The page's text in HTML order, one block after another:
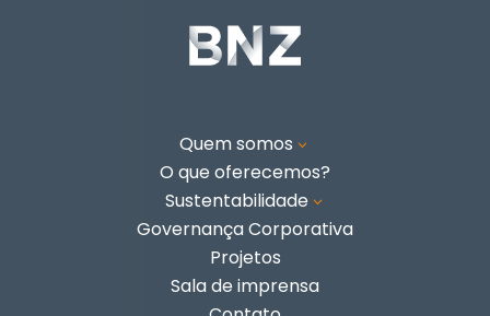
Quem somos 3
O que oferecemos?
Sustentabilidade 3
Governança Corporativa
Projetos
Sala de imprensa